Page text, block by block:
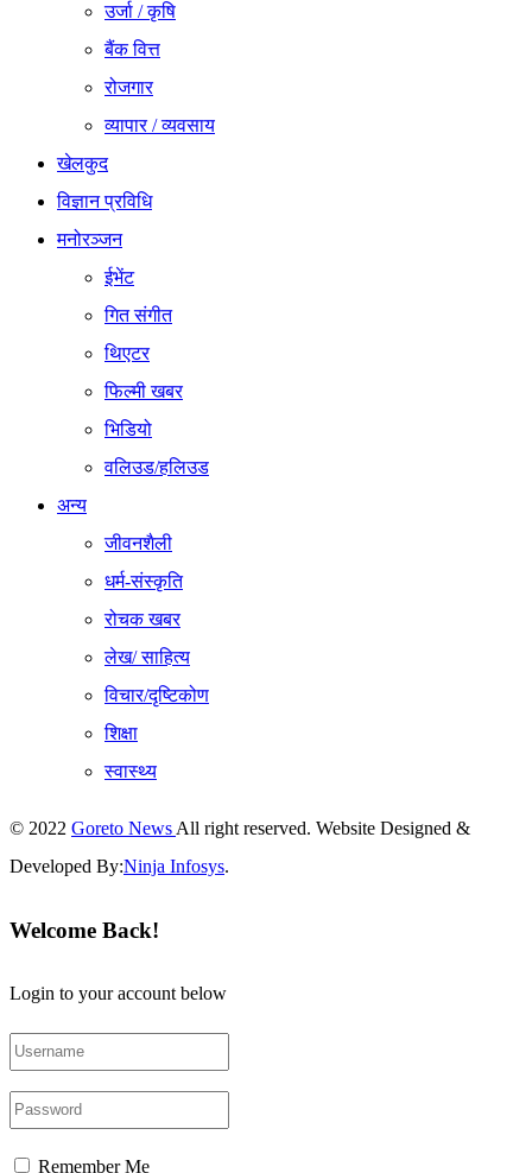
उर्जा / कृषि
बैंक वित्त
रोजगार
व्यापार / व्यवसाय
खेलकुद
विज्ञान प्रविधि
मनोरञ्जन
ईभेंट
गित संगीत
थिएटर
फिल्मी खबर
भिडियो
वलिउड/हलिउड
अन्य
जीवनशैली
धर्म-संस्कृति
रोचक खबर
लेख/ साहित्य
विचार/दृष्टिकोण
शिक्षा
स्वास्थ्य
© 2022 Goreto News All right reserved. Website Designed &
Developed By:Ninja Infosys.
Welcome Back!
Login to your account below
Remember Me